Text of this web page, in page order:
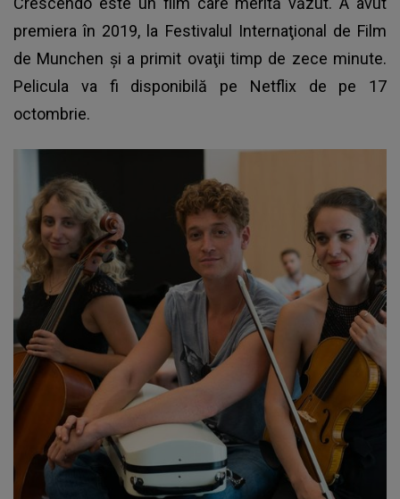
premiera în 2019, la Festivalul Internaţional de Film
de Munchen şi a primit ovaţii timp de zece minute.
Pelicula va fi disponibilă pe Netflix de pe 17
octombrie.